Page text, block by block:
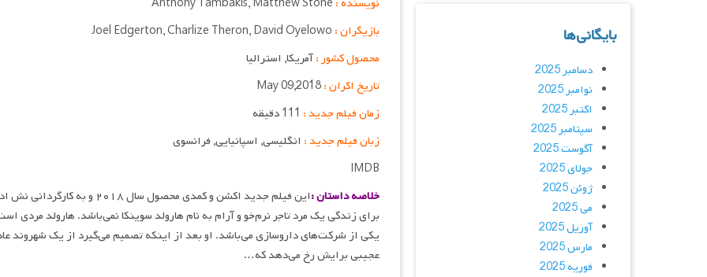
بازیگران :
محصول کشور :آمریکا, استرالیا
تاریخ اکران :May 09,2018
زمان فیلم جدید :
زبان فیلم جدید : انگلیسی, اسپانیایی, فرانسوی
IMDB
خلاصه داستان :
این فیلم جدید اکشن و کمدی
برای زندگی یک مرد تاجر نرم‌خو و آرام به نام هارولد سوینکا نمی‌باشد. هارولد مردی
یکی از شرکت‌های داروسازی می‌باشد. او بعد از اینکه تصمیم می‌گیرد از یک شهروند عادی
عجیبی برایش رخ می‌دهد که…
بایگانی‌ها
دسامبر 2025
نوامبر 2025
اکتبر 2025
سپتامبر 2025
آگوست 2025
جولای 2025
ژوئن 2025
می 2025
آوریل 2025
مارس 2025
فوریه 2025